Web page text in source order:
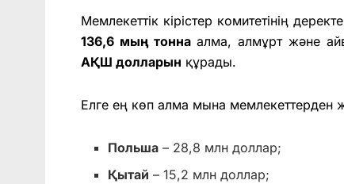
Мемлекеттік кірістер комитетінің
136,6 мың тоннаалма, алмұрт және
АҚШ долларын құрады.
Елге ең көп алма мына мемлекеттерден
Польша – 28,8 млн доллар;
Қытай – 15,2 млн доллар;